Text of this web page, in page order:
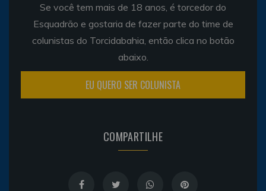
Se você tem mais de 18 anos, é torcedor do
Esquadrão e gostaria de fazer parte do time de
colunistas do Torcidabahia, então clica no botão
abaixo.
EU QUERO SER COLUNISTA
COMPARTILHE